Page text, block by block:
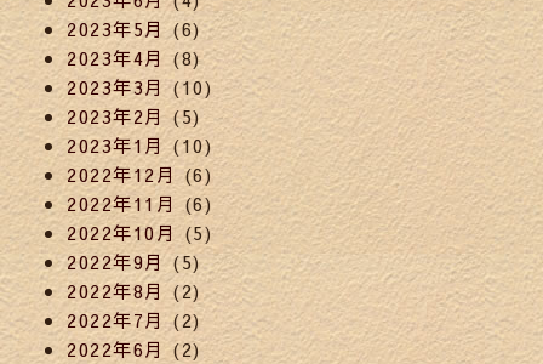
2023年5月 (6)
2023年4月 (8)
2023年3月 (10)
2023年2月(5)
2023年1月(10)
2022年12月 (6)
2022年11月 (6)
2022年10月(5)
2022年9月(5)
2022年8月 (2)
2022年7月 (2)
2022年6月 (2)